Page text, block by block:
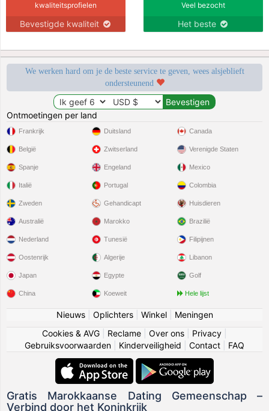
kwaliteitsprofielen
Bevestigde kwaliteit
Veel bezocht
Het beste
We werken hard om je de beste service te geven, wees alsjeblieft
ondersteunend
Ontmoetingen per land
Frankrijk
België
Spanje
Italië
Zweden
Duitsland
Zwitserland
Engeland
Portugal
Gehandicapt
Canada
Verenigde Staten
Mexico
Colombia
Huisdieren
Australië
Nederland
Oostenrijk
Japan
China
Marokko
Tunesië
Algerije
Egypte
Koeweit
Brazilië
Filipijnen
Libanon
Golf
Hele lijst
Nieuws| Oplichters| Winkel| Meningen
Cookies & AVG
Reclame Over ons Privacy
Gebruiksvoorwaarden
Kinderveiligheid Contact FAQ
Gratis Marokkaanse Dating Gemeenschap –
Verbind door het Koninkrijk